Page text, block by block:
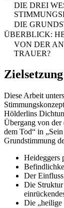
DIE DREI
DIE
ÜBERBLICK:
VON DER
TRAUER?
Diese Arbeit
Hölderlins
Übergang von der
dem Tod“ in
Grundstimmung
Heideggers
Der
Die Struktur
Die „heilige